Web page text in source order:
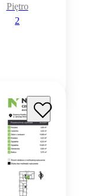
Piętro
2